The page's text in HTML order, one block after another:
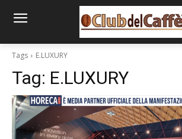
Tags E.LUXURY
Tag: E.LUXURY